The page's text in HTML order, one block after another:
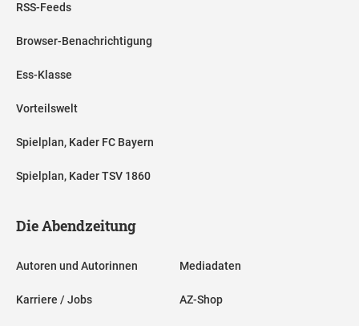
RSS-Feeds
Browser-Benachrichtigung
Ess-Klasse
Vorteilswelt
Spielplan, Kader FC Bayern
Spielplan, Kader TSV 1860
Die Abendzeitung
Autoren und Autorinnen
Karriere / Jobs
Mediadaten
AZ-Shop